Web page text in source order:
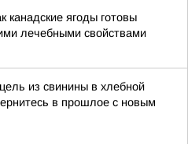
канадские ягоды готовы
лечебными свойствами
из свинины в хлебной
в прошлое с новым